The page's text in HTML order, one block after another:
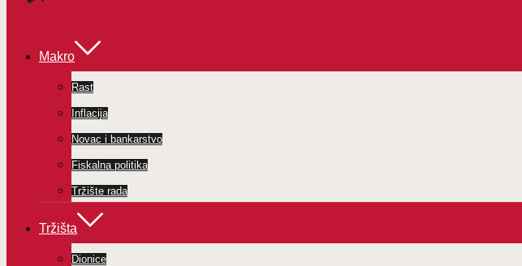
Makro
Rast
Inflacija
Novac i bankarstvo
Fiskalna politika
Tržište rada
Tržišta
Dionice